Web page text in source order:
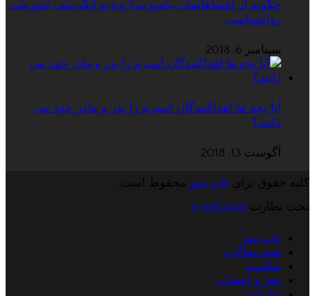
چگونه از اشتباهاتمان بیاموزیم؟ ویدیو انگیزشی آموزشی
روانشناسی
سپتامبر 6, 2018
آیا بچه ها اهداکنندگان اسپرم را پدر و مادر خود می
دانند؟
آگوست 13, 2018
کلیه حقوق برای تاپ نیوز
محفوظ است.
تحت نظارت e-teb.com
تاپ نیوز
همه مقالات
سلامت
مغز و اعصاب